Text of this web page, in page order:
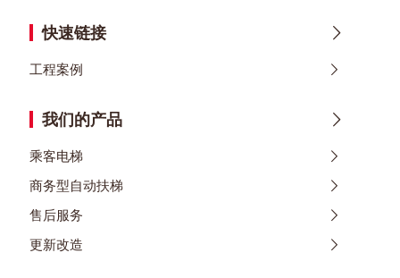
快速链接
工程案例
我们的产品
乘客电梯
商务型自动扶梯
售后服务
更新改造